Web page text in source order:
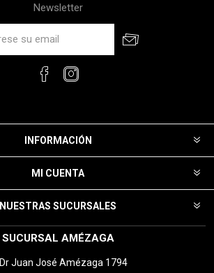
Newsletter
INFORMACIÓN
MI CUENTA
NUESTRAS SUCURSALES
SUCURSAL AMÉZAGA
Dr Juan José Amézaga 1794